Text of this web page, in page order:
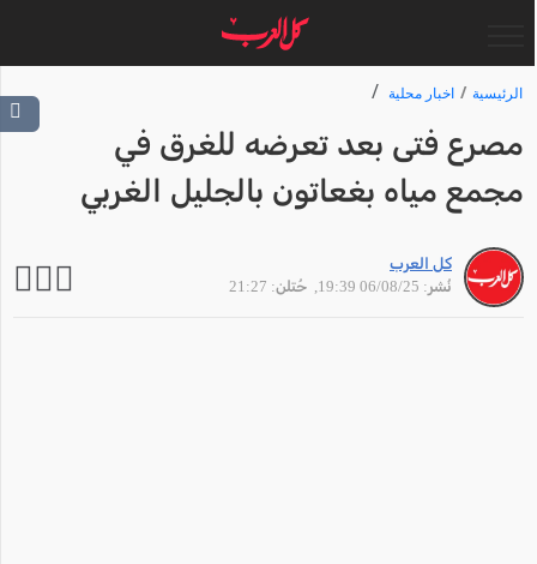
الرئيسية اخبار محلية
مصرع فتى بعد تعرضه للغرق في
مجمع مياه بغعاتون بالجليل الغربي
كل العرب
نُشر: 06/08/25 19:39
, حُتلن: 21:27